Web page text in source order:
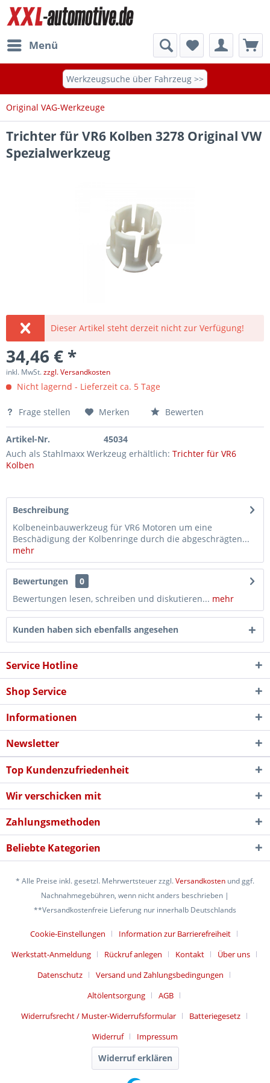
Menü
Werkzeugsuche über Fahrzeug >>
Original VAG-Werkzeuge
Trichter für VR6 Kolben 3278 Original VW
Spezialwerkzeug
Dieser Artikel steht derzeit nicht zur Verfügung!
34,46 € *
inkl. MwSt.zzgl. Versandkosten
Nicht lagernd - Lieferzeit ca. 5 Tage
Frage stellen Merken Bewerten
Artikel-Nr.
45034
Auch als Stahlmaxx Werkzeug erhältlich: Trichter für VR6
Kolben
Beschreibung
Kolbeneinbauwerkzeug für VR6 Motoren um eine
Beschädigung der Kolbenringe durch die abgeschrägten...
mehr
Bewertungen
0
Bewertungen lesen, schreiben und diskutieren... mehr
Kunden haben sich ebenfalls angesehen
Service Hotline
Shop Service
Informationen
Newsletter
Top Kundenzufriedenheit
Wir verschicken mit
Zahlungsmethoden
Beliebte Kategorien
* Alle Preise inkl. gesetzl. Mehrwertsteuer zzgl.Versandkosten und ggf.
Nachnahmegebühren, wenn nicht anders beschrieben |
**Versandkostenfreie Lieferung nur innerhalb Deutschlands
Cookie-Einstellungen
Information zur Barrierefreiheit
Werkstatt-Anmeldung
Rückruf anlegen Kontakt
Über uns
Datenschutz
Versand und Zahlungsbedingungen
Altölentsorgung
AGB
Widerrufsrecht / Muster-Widerrufsformular
Batteriegesetz
Widerruf
Impressum
Widerruf erklären